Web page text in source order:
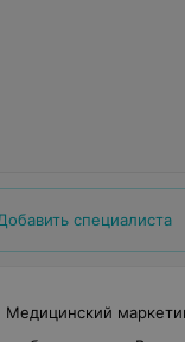
специалиста
Медицинский